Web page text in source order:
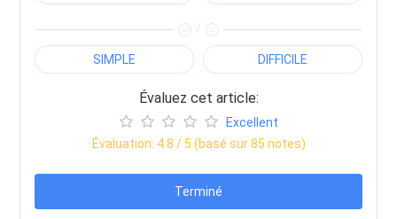
/
SIMPLE DIFFICILE
Évaluez cet article:
Excellent
Évaluation: 4.8 / 5 (basé sur85 notes)
Terminé